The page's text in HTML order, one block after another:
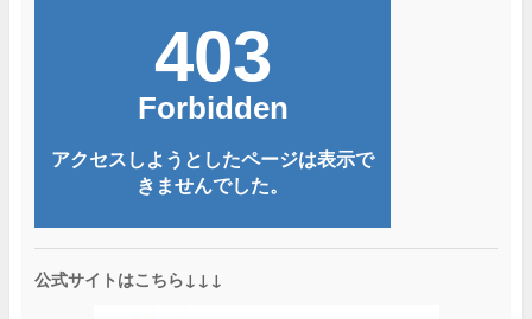
公式サイトはこちら↓↓↓